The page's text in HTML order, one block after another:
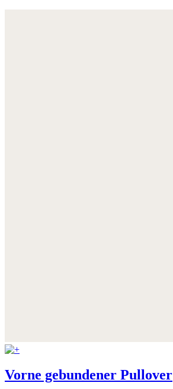
Vorne gebundener Pullover